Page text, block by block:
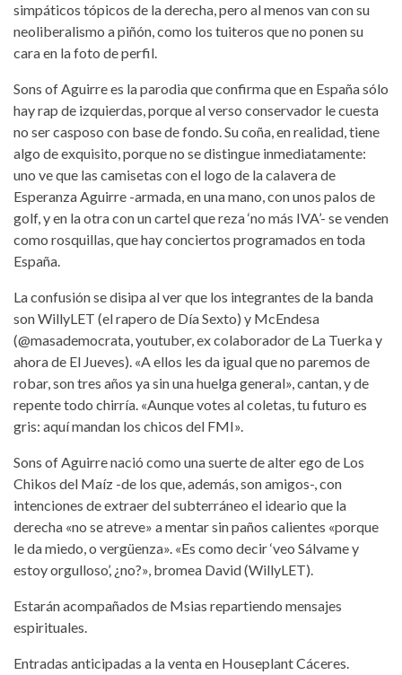
simpáticos tópicos de la derecha, pero al menos van con su
neoliberalismo a piñón, como los tuiteros que no ponen su
cara en la foto de perfil.
Sons of Aguirre es la parodia que confirma que en España sólo
hay rap de izquierdas, porque al verso conservador le cuesta
no ser casposo con base de fondo. Su coña, en realidad, tiene
algo de exquisito, porque no se distingue inmediatamente:
uno ve que las camisetas con el logo de la calavera de
Esperanza Aguirre -armada, en una mano, con unos palos de
golf, y en la otra con un cartel que reza ‘no más IVA’- se venden
como rosquillas, que hay conciertos programados en toda
España.
La confusión se disipa al ver que los integrantes de la banda
son WillyLET (el rapero de Día Sexto) y McEndesa
(@masademocrata, youtuber, ex colaborador de La Tuerka y
ahora de El Jueves). «A ellos les da igual que no paremos de
robar, son tres años ya sin una huelga general», cantan, y de
repente todo chirría. «Aunque votes al coletas, tu futuro es
gris: aquí mandan los chicos del FMI».
Sons of Aguirre nació como una suerte de alter ego de Los
Chikos del Maíz -de los que, además, son amigos-, con
intenciones de extraer del subterráneo el ideario que la
derecha «no se atreve» a mentar sin paños calientes «porque
le da miedo, o vergüenza». «Es como decir ‘veo Sálvame y
estoy orgulloso’, ¿no?», bromea David (WillyLET).
Estarán acompañados de Msias repartiendo mensajes
espirituales.
Entradas anticipadas a la venta en Houseplant Cáceres.